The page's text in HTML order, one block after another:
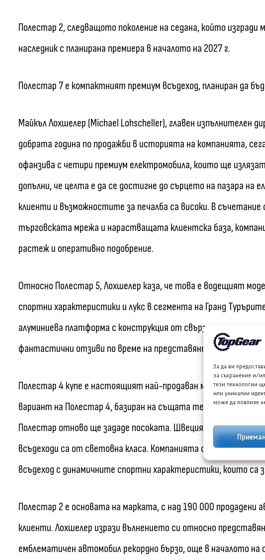
За да ви
за съхранение и/
тези технологии
или уникални
може да повлияе
Полестар 2, следващото поколение на седана, който
наследник с планирана премиера в началото на 2027 г.
Полестар 7 е компактният премиум всъдеход, планиран да
Майкъл Лохшелер (Michael Lohscheller), главен изпълнителен
добрата година по продажби в историята на компанията,
офанзива с четири премиум електромобила, които ще
допълни, че целта е да се достигне до сърцето на пазара на
клиенти и възможностите за печалба са високи. В
търговската мрежа и нарастващата клиентска база,
растеж и оперативно подобрение.
Относно Полестар 5, Лохшелер каза, че това е водещият
спортни характеристики и лукс в сегмента на Гранд
алуминиева платформа с конструкция от свързани елементи,
фантастични отзиви по време на представянето си в Европа.
Полестар 4 купе е настоящият най-продаван модел. До края
вариант на Полестар 4, базиран на същата технология.
Полестар отново ще зададе посоката. Швеция е известна
всъдеходи са от световна класа. Компанията съчетава
всъдеход с динамичните спортни характеристики, които са
Полестар 2 е основата на марката, с над 190 000
клиенти. Лохшелер изрази вълнението си относно
емблематичен автомобил рекордно бързо, още в началото